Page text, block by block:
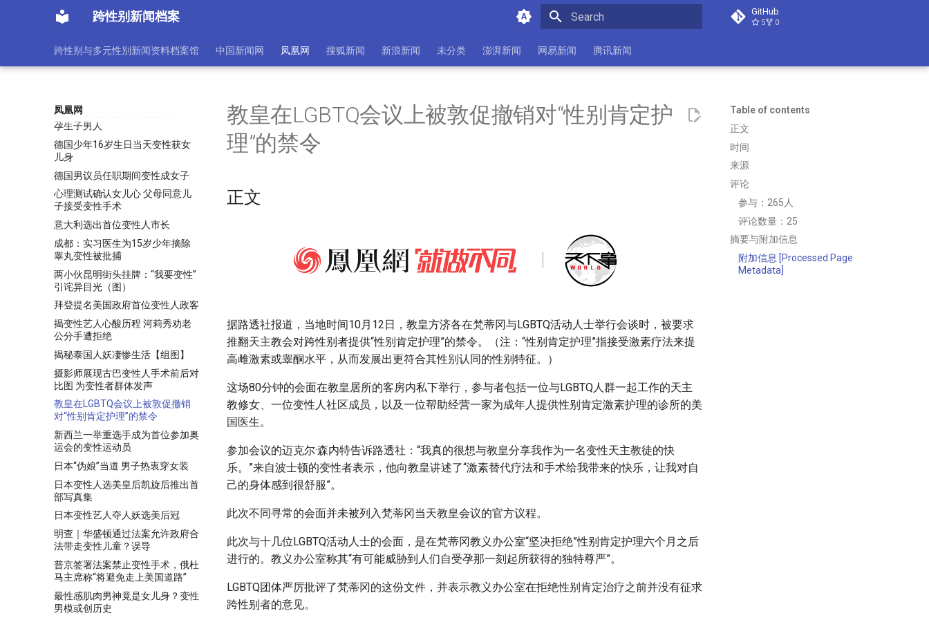
跨性别新闻档案 GitHub
5 0
跨性别与多元性别新闻资料档案馆 中国新闻网 凤凰网 搜狐新闻 新浪新闻 未分类 澎湃新闻 网易新闻 腾讯新闻
凤凰网
News 广西：艾滋病男扮女子卖淫
张家辉与泰最美人妖 《赌城风云
2》再续前缘
德国一女变男变性人成欧洲首个怀
孕生子男人
德国少年16岁生日当天变性获女
儿身
德国男议员任职期间变性成女子
心理测试确认女儿心 父母同意儿
子接受变性手术
意大利选出首位变性人市长
成都：实习医生为15岁少年摘除
睾丸变性被批捕
两小伙昆明街头挂牌：“我要变性”
引诧异目光（图）
拜登提名美国政府首位变性人政客
揭变性艺人心酸历程 河莉秀劝老
公分手遭拒绝
揭秘泰国人妖凄惨生活【组图】
摄影师展现古巴变性人手术前后对
比图 为变性者群体发声
教皇在LGBTQ会议上被敦促撤销
对“性别肯定护理”的禁令
新西兰一举重选手成为首位参加奥
运会的变性运动员
日本“伪娘”当道 男子热衷穿女装
日本变性人选美皇后凯旋后推出首
部写真集
日本变性艺人夺人妖选美后冠
明查｜华盛顿通过法案允许政府合
法带走变性儿童？误导
普京签署法案禁止变性手术，俄杜
马主席称“将避免走上美国道路”
最性感肌肉男神竟是女儿身？变性
男模或创历史
Table of contents
正文
时间
来源
评论
参与：265人
评论数量：25
摘要与附加信息
附加信息 [Processed Page
Metadata]
教皇在LGBTQ会议上被敦促撤销对“性别肯定护
理”的禁令
正文
据路透社报道，当地时间10月12日，教皇方济各在梵蒂冈与LGBTQ活动人士举行会谈时，被要求
推翻天主教会对跨性别者提供“性别肯定护理”的禁令。（注：“性别肯定护理”指接受激素疗法来提
高雌激素或睾酮水平，从而发展出更符合其性别认同的性别特征。）
这场80分钟的会面在教皇居所的客房内私下举行，参与者包括一位与LGBTQ人群一起工作的天主
教修女、一位变性人社区成员，以及一位帮助经营一家为成年人提供性别肯定激素护理的诊所的美
国医生。
参加会议的迈克尔·森内特告诉路透社：“我真的很想与教皇分享我作为一名变性天主教徒的快
乐。”来自波士顿的变性者表示，他向教皇讲述了“激素替代疗法和手术给我带来的快乐，让我对自
己的身体感到很舒服”。
此次不同寻常的会面并未被列入梵蒂冈当天教皇会议的官方议程。
此次与十几位LGBTQ活动人士的会面，是在梵蒂冈教义办公室“坚决拒绝”性别肯定护理六个月之后
进行的。教义办公室称其“有可能威胁到人们自受孕那一刻起所获得的独特尊严”。
LGBTQ团体严厉批评了梵蒂冈的这份文件，并表示教义办公室在拒绝性别肯定治疗之前并没有征求
跨性别者的意见。